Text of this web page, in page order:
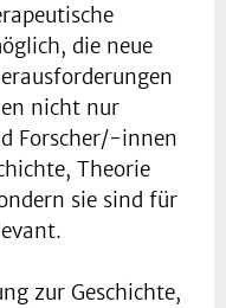
die neue
nicht nur
Forscher/-innen
Theorie
sie sind für
zur Geschichte,